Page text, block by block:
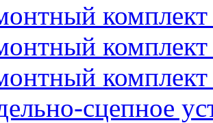
комплект
комплект
сцепное